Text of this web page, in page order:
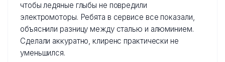
чтобы ледяные глыбы не повредили
электромоторы. Ребята в сервисе все показали,
объяснили разницу между сталью и алюминием.
Сделали аккуратно, клиренс практически не
уменьшился.